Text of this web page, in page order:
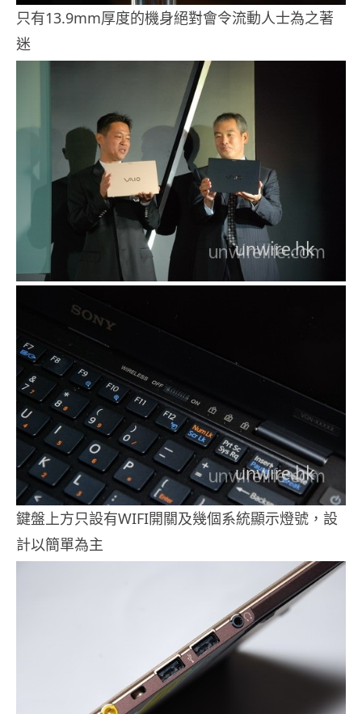
只有13.9mm厚度的機身絕對會令流動人士為之著
迷
鍵盤上方只設有WIFI開關及幾個系統顯示燈號，設
計以簡單為主